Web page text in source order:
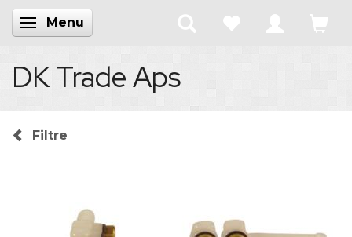
Skifte navigation
Menu
DK Trade Aps
Filtre